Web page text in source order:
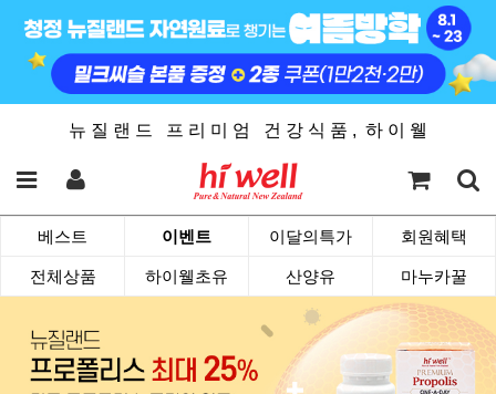
뉴 질 랜 드 프 리 미 엄 건 강 식 품 , 하 이 웰
베스트 이벤트 이달의특가 회원혜택
전체상품 하이웰초유 산양유 마누카꿀